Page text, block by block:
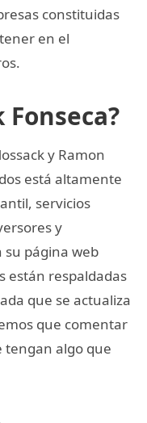
constituidas
en el
Fonseca?
y Ramon
está altamente
servicios
y
página web
están respaldadas
que se actualiza
que comentar
tengan algo que